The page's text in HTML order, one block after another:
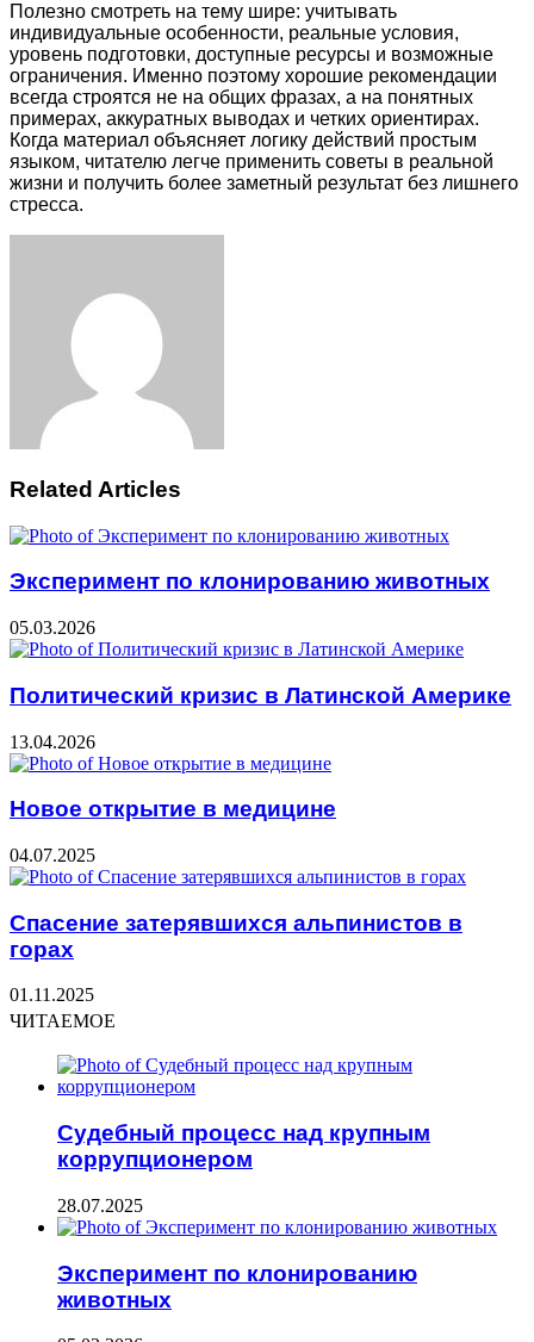
Полезно смотреть на тему шире: учитывать
индивидуальные особенности, реальные условия,
уровень подготовки, доступные ресурсы и возможные
ограничения. Именно поэтому хорошие рекомендации
всегда строятся не на общих фразах, а на понятных
примерах, аккуратных выводах и четких ориентирах.
Когда материал объясняет логику действий простым
языком, читателю легче применить советы в реальной
жизни и получить более заметный результат без лишнего
стресса.
Related Articles
Эксперимент по клонированию животных
05.03.2026
Политический кризис в Латинской Америке
13.04.2026
Новое открытие в медицине
04.07.2025
Спасение затерявшихся альпинистов в
горах
01.11.2025
ЧИТАЕМОЕ
Судебный процесс над крупным
коррупционером
28.07.2025
Эксперимент по клонированию
животных